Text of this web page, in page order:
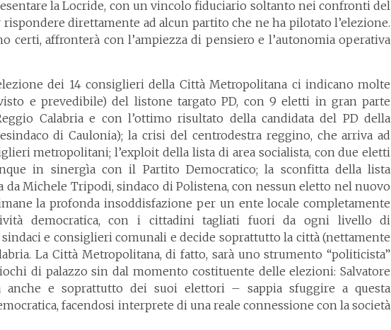
la Locride, con un vincolo fiduciario soltanto nei confronti del
direttamente ad alcun partito che ne ha pilotato l’elezione.
certi, affronterà con l’ampiezza di pensiero e l’autonomia operativa
dei 14 consiglieri della Città Metropolitana ci indicano molte
e prevedibile) del listone targato PD, con 9 eletti in gran parte
Calabria e con l’ottimo risultato della candidata del PD della
di Caulonia); la crisi del centrodestra reggino, che arriva ad
metropolitani; l’exploit della lista di area socialista, con due eletti
in sinergìa con il Partito Democratico; la sconfitta della lista
da Michele Tripodi, sindaco di Polistena, con nessun eletto nel nuovo
la profonda insoddisfazione per un ente locale completamente
democratica, con i cittadini tagliati fuori da ogni livello di
e consiglieri comunali e decide soprattutto la città (nettamente
La Città Metropolitana, di fatto, sarà uno strumento “politicista”
di palazzo sin dal momento costituente delle elezioni: Salvatore
anche e soprattutto dei suoi elettori – sappia sfuggire a questa
facendosi interprete di una reale connessione con la società